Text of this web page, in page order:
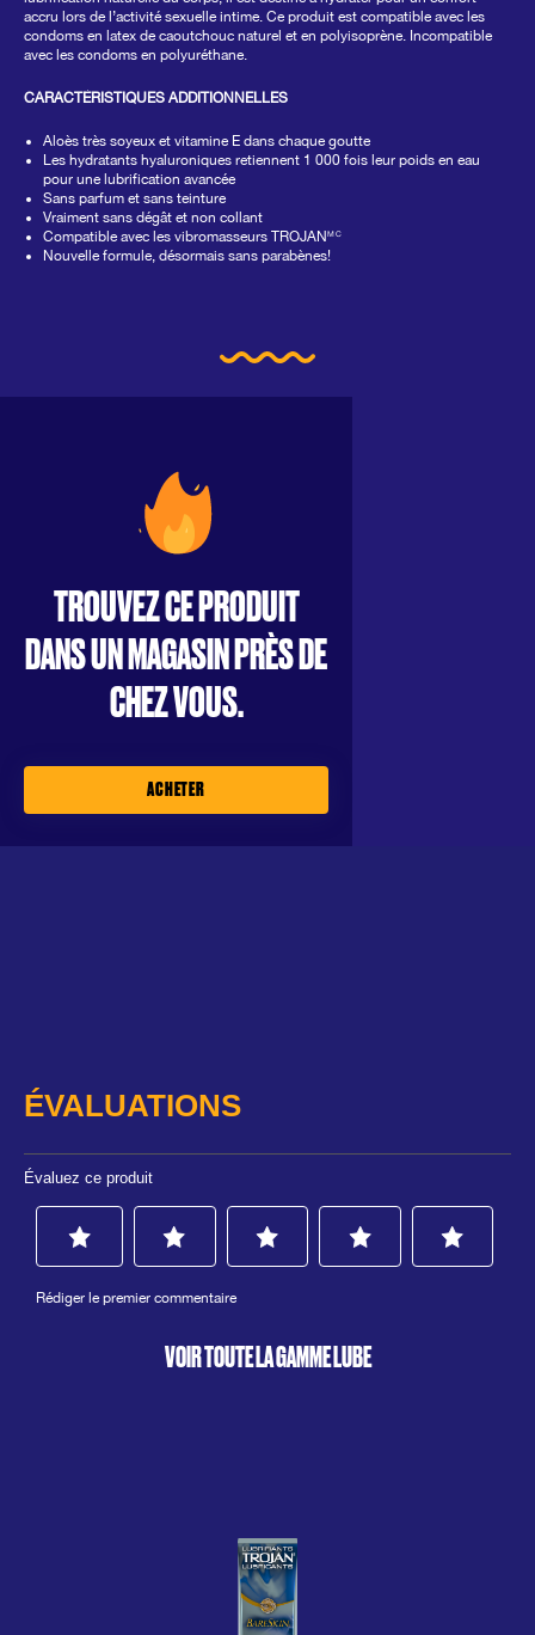
page.
accru lors de l’activité sexuelle intime. Ce produit est compatible avec les
condoms en latex de caoutchouc naturel et en polyisoprène. Incompatible
avec les condoms en polyuréthane.
CARACTÉRISTIQUES ADDITIONNELLES
Aloès très soyeux et vitamine E dans chaque goutte
Les hydratants hyaluroniques retiennent 1 000 fois leur poids en eau
pour une lubrification avancée
Sans parfum et sans teinture
Vraiment sans dégât et non collant
Compatible avec les vibromasseurs TROJAN MC
Nouvelle formule, désormais sans parabènes!
TROUVEZ CE PRODUIT
DANS UN MAGASIN PRÈS DE
CHEZ VOUS.
ACHETER
VOIR TOUTE LA GAMME LUBE